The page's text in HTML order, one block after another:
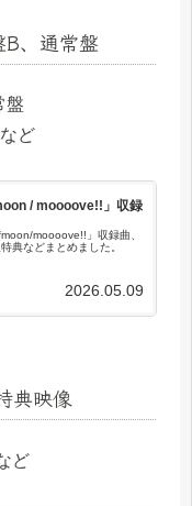
、通常盤
盤
ど
/ mooooveǃǃ」収録
mooooveǃǃ」収録曲、
典などまとめました。
2026.05.09
典映像
ど